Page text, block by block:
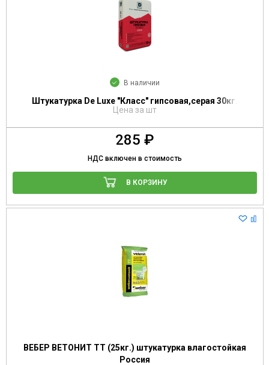
В наличии
Штукатурка De Luxe "Класс" гипсовая,серая 30кг.
Цена за шт
285 ₽
НДС включен в стоимость
В КОРЗИНУ
ВЕБЕР ВЕТОНИТ ТТ (25кг.) штукатурка влагостойкая
Россия